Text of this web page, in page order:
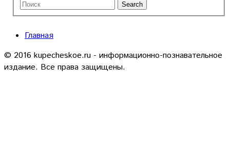
Главная
© 2016 kupecheskoe.ru - информационно-познавательное
издание. Все права защищены.